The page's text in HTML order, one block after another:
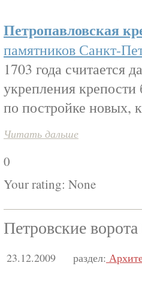
Петропавловская
памятников Санкт-
1703 года считается
укрепления
по постройке новых,
Читать дальше
0
Your rating: None
Петровские
23.12.2009 раздел: